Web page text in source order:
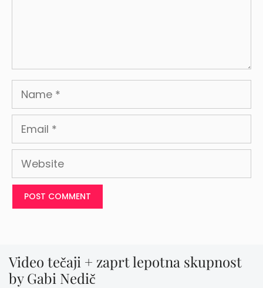
Name
Email
Website
Video tečaji + zaprt lepotna skupnost
by Gabi Nedič